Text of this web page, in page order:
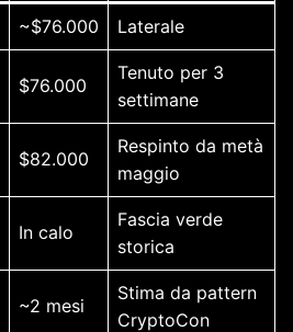
~$76.000 Laterale
$76.000
Tenuto per 3
settimane
$82.000
Respinto da metà
maggio
In calo
Fascia verde
storica
~2 mesi
Stima da pattern
CryptoCon